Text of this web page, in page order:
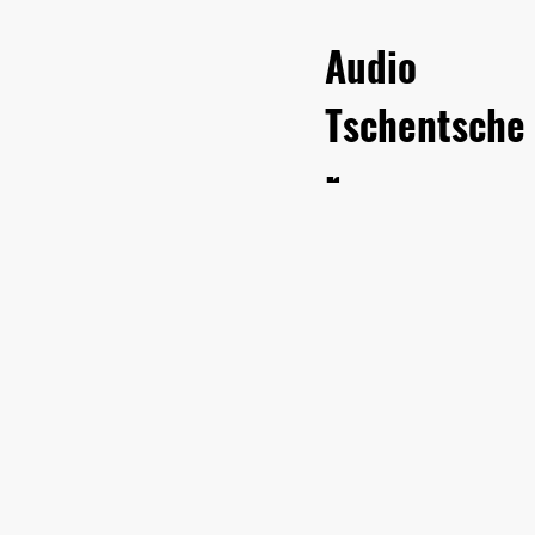
Audio
Tschentsche
r